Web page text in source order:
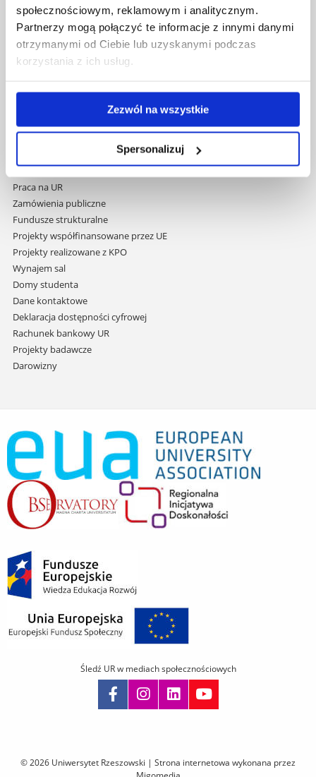
społecznościowym, reklamowym i analitycznym.
Partnerzy mogą połączyć te informacje z innymi danymi
otrzymanymi od Ciebie lub uzyskanymi podczas
korzystania z ich usług.
Zezwól na wszystkie
Spersonalizuj
Uniwersytet Rzeszowski
Al. Tadeusza Rejtana 16C
35-959 Rzeszów
przejdź
treści
Polityka prywatności
Biblioteka
Wydawnictwo
Studia podyplomowe
Praca na UR
Zamówienia publiczne
Fundusze strukturalne
Projekty współfinansowane przez UE
Projekty realizowane z KPO
Wynajem sal
Domy studenta
Dane kontaktowe
Deklaracja dostępności cyfrowej
Rachunek bankowy UR
Projekty badawcze
Darowizny
© 2026 Uniwersytet Rzeszowski | Strona internetowa wykonana przez
Śledź UR w mediach społecznościowych
i
przejdź